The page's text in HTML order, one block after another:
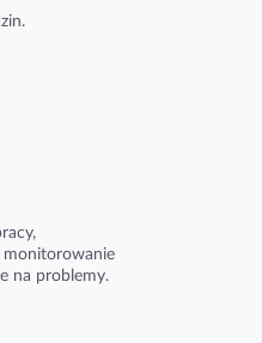
monitorowanie
na problemy.